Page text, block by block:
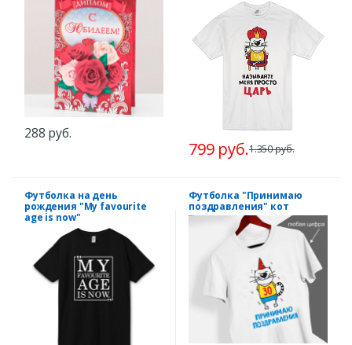
288 руб.
799 руб.1.350 руб.
Футболка на день
рождения "My favourite
age is now"
Футболка "Принимаю
поздравления" кот